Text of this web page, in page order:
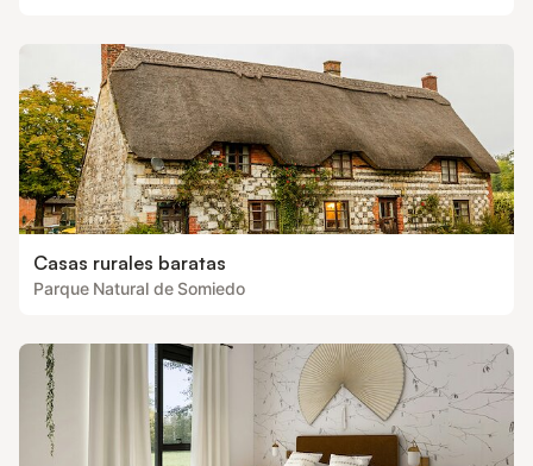
Casas rurales baratas
Parque Natural de Somiedo